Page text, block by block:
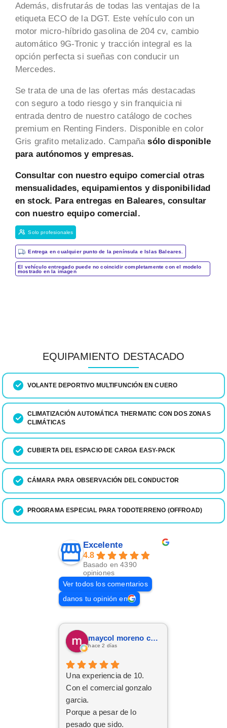
Además, disfrutarás de todas las ventajas de la
etiqueta ECO de la DGT. Este vehículo con un
motor micro-híbrido gasolina de 204 cv, cambio
automático 9G-Tronic y tracción integral es la
opción perfecta si sueñas con conducir un
Mercedes.
Se trata de una de las ofertas más destacadas
con seguro a todo riesgo y sin franquicia ni
entrada dentro de nuestro catálogo de coches
premium en Renting Finders. Disponible en color
Gris grafito metalizado. Campañasólo disponible
para autónomos y empresas.
Consultar con nuestro equipo comercial otras
mensualidades, equipamientos y disponibilidad
en stock. Para entregas en Baleares, consultar
con nuestro equipo comercial.
Solo profesionales
Entrega en cualquier punto de la península e Islas Baleares.
El vehículo entregado puede no coincidir completamente con el modelo
mostrado en la imagen
EQUIPAMIENTO DESTACADO
VOLANTE DEPORTIVO MULTIFUNCIÓN EN CUERO
CLIMATIZACIÓN AUTOMÁTICA THERMATIC CON DOS ZONAS
CLIMÁTICAS
CUBIERTA DEL ESPACIO DE CARGA EASY-PACK
CÁMARA PARA OBSERVACIÓN DEL CONDUCTOR
PROGRAMA ESPECIAL PARA TODOTERRENO (OFFROAD)
Excelente
4.8
Basado en 4390
opiniones
Ver todos los comentarios
danos tu opinión en
maycol moreno cuervo
hace 2 días
Una experiencia de 10.
Con el comercial gonzalo
garcia.
Porque a pesar de lo
pesado que sido.